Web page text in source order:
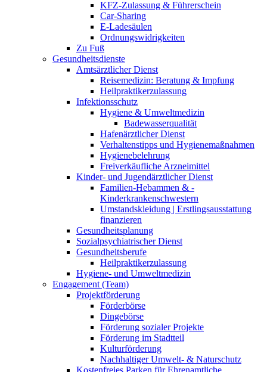
KFZ-Zulassung & Führerschein
Car-Sharing
E-Ladesäulen
Ordnungswidrigkeiten
Zu Fuß
Gesundheitsdienste
Amtsärztlicher Dienst
Reisemedizin: Beratung & Impfung
Heilpraktikerzulassung
Infektionsschutz
Hygiene & Umweltmedizin
Badewasserqualität
Hafenärztlicher Dienst
Verhaltenstipps und Hygienemaßnahmen
Hygienebelehrung
Freiverkäufliche Arzneimittel
Kinder- und Jugendärztlicher Dienst
Familien-Hebammen & -
Kinderkrankenschwestern
Umstandskleidung | Erstlingsausstattung
finanzieren
Gesundheitsplanung
Sozialpsychiatrischer Dienst
Gesundheitsberufe
Heilpraktikerzulassung
Hygiene- und Umweltmedizin
Engagement (Team)
Projektförderung
Förderbörse
Dingebörse
Förderung sozialer Projekte
Förderung im Stadtteil
Kulturförderung
Nachhaltiger Umwelt- & Naturschutz
Kostenfreies Parken für Ehrenamtliche